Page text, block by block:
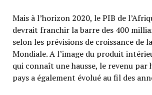
Mais à l’horizon 2020, le PIB de
devrait franchir la barre des 400
selon les prévisions de croissance de
Mondiale. A l’image du produit
qui connaît une hausse, le revenu par
pays a également évolué au fil des